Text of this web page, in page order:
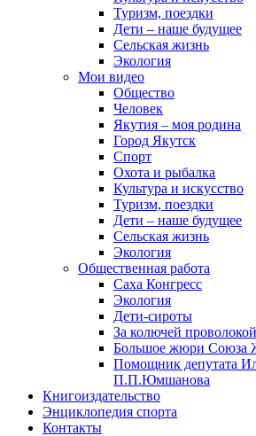
Туризм, поездки
Дети – наше будущее
Сельская жизнь
Экология
Мои видео
Общество
Человек
Якутия – моя родина
Город Якутск
Спорт
Охота и рыбалка
Культура и искусство
Туризм, поездки
Дети – наше будущее
Сельская жизнь
Экология
Общественная работа
Саха Конгресс
Экология
Дети-сироты
За колючей проволокой
Большое жюри Союза
Помощник депутата
П.П.Юмшанова
Книгоиздательство
Энциклопедия спорта
Контакты